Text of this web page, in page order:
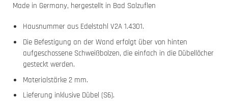
Made in Germany, hergestellt in Bad Salzuflen
Hausnummer aus Edelstahl V2A 1.4301.
Die Befestigung an der Wand erfolgt über von hinten
aufgeschossene Schweißbolzen, die einfach in die Dübellöcher
gesteckt werden.
Materialstärke 2 mm.
Lieferung inklusive Dübel (S6).